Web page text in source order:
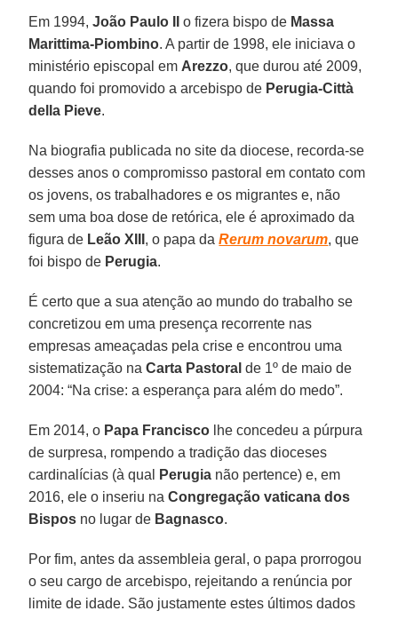
Em 1994,João Paulo II o fizera bispo de Massa
Marittima-Piombino. A partir de 1998, ele iniciava o
ministério episcopal em Arezzo, que durou até 2009,
quando foi promovido a arcebispo de Perugia-Città
della Pieve.
Na biografia publicada no site da diocese, recorda-se
desses anos o compromisso pastoral em contato com
os jovens, os trabalhadores e os migrantes e, não
sem uma boa dose de retórica, ele é aproximado da
figura de Leão XIII , o papa daRerum novarum, que
foi bispo de Perugia.
É certo que a sua atenção ao mundo do trabalho se
concretizou em uma presença recorrente nas
empresas ameaçadas pela crise e encontrou uma
sistematização naCarta Pastoral de 1º de maio de
2004: “Na crise: a esperança para além do medo”.
Em 2014, o Papa Francisco lhe concedeu a púrpura
de surpresa, rompendo a tradição das dioceses
cardinalícias (à qual
Perugia não pertence) e, em
2016, ele o inseriu naCongregação vaticana dos
Bispos no lugar de Bagnasco.
Por fim, antes da assembleia geral, o papa prorrogou
o seu cargo de arcebispo, rejeitando a renúncia por
limite de idade. São justamente estes últimos dados